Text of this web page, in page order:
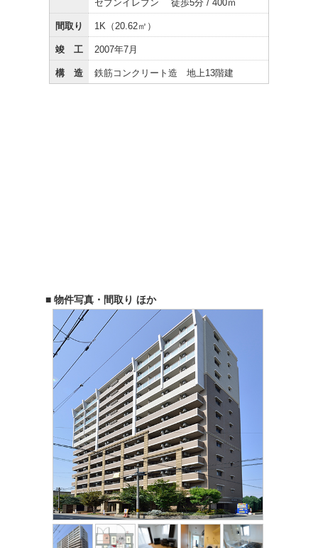
セブンイレブン 徒歩5分 / 400ｍ
間取り 1K（20.62㎡）
竣 工 2007年7月
構 造 鉄筋コンクリート造 地上13階建
■ 物件写真・間取り ほか